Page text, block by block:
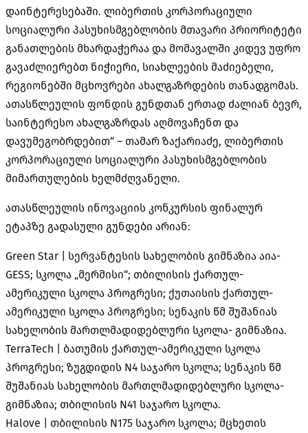
დაინტერესებაში. ლიბერთის კორპორაციული
სოციალური პასუხისმგებლობის მთავარი პრიორიტეტი
განათლების მხარდაჭერაა და მომავალში კიდევ უფრო
გავაძლიერებთ ნიჭიერი, სიახლეების მაძიებელი,
რეგიონებში მცხოვრები ახალგაზრდების თანადგომას.
ათასწლეულის ფონდის გუნდთან ერთად ძალიან ბევრ,
საინტერესო ახალგაზრდას აღმოვაჩენთ და
დავუმეგობრდებით“ – თამარ ზაქარიაძე, ლიბერთის
კორპორაციული სოციალური პასუხისმგებლობის
მიმართულების ხელმძღვანელი.
ათასწლეულის ინოვაციის კონკურსის ფინალურ
ეტაპზე გადასული გუნდები არიან:
Green Star | სერვანტესის სახელობის გიმნაზია აია-
GESS; სკოლა „მერმისი“; თბილისის ქართულ-
ამერიკული სკოლა პროგრესი; ქუთაისის ქართულ-
ამერიკული სკოლა პროგრესი; სენაკის წმ შუშანიას
სახელობის მართლმადიდებლური სკოლა- გიმნაზია.
TerraTech | ბათუმის ქართულ-ამერიკული სკოლა
პროგრესი; ზუგდიდის N4 საჯარო სკოლა; სენაკის წმ
შუშანიას სახელობის მართლმადიდებლური სკოლა-
გიმნაზია; თბილისის N41 საჯარო სკოლა.
Halove | თბილისის N175 საჯარო სკოლა; მცხეთის